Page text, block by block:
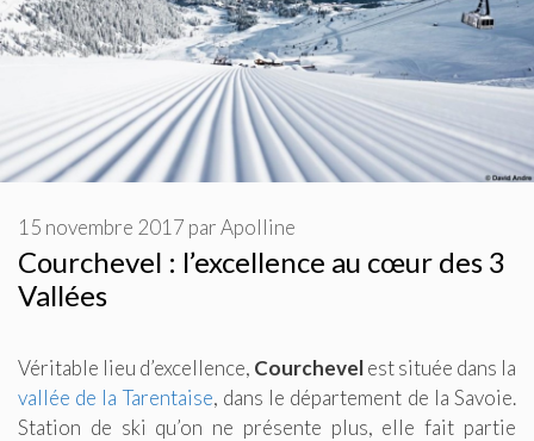
Courchevel : l’excellence au cœur des 3
Vallées
15 novembre 2017 parApolline
Véritable lieu d’excellence, Courchevelest située dans la
vallée de la Tarentaise, dans le département de la Savoie.
Station de ski qu’on ne présente plus, elle fait partie